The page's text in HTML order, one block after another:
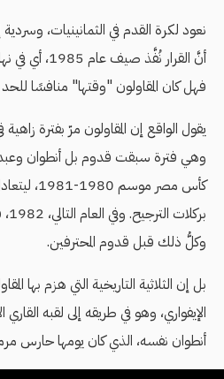
نعود لكرة القدم في الثمانينيات،
فهل كان المقاولون "وقتها" منافسًا
يقول الواقع إن المقاولون مرّ بفترة زاهية
وهي فترة سبقت قدوم بل أنطوان وعبد
كأس مصر
بركلات الترجيح. وفي العام التالي، 1982، فاز
وكلُّ ذلك قبل قدوم المحترفين.
بل إن الثلاثية التاريخية التي هزم بها
الإيفواري، وهو في طريقه إلى لقبه
أنطوان نفسه، الذي كان يومها حارس